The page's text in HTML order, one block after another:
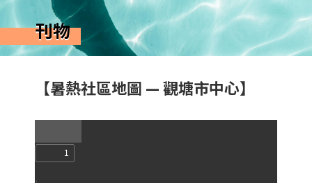
刊物
【暑熱社區地圖 — 觀塘市中心】